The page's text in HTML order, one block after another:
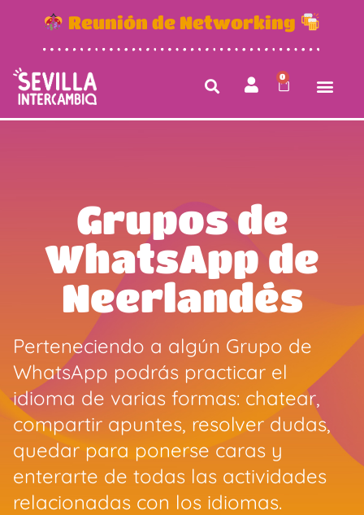
Reunión de Networking
0
Grupos de
WhatsApp de
Neerlandés
Perteneciendo a algún Grupo de
WhatsApp podrás practicar el
idioma de varias formas: chatear,
compartir apuntes, resolver dudas,
quedar para ponerse caras y
enterarte de todas las actividades
relacionadas con los idiomas.